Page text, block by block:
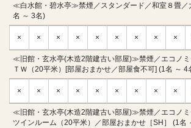
≪白水館・碧水亭≫禁煙／スタンダード／和室８畳／
名 ～ 3名)
× × × × × × × × ×
≪旧館・玄水亭(木造2階建古い部屋)≫禁煙／エコノ
ＴＷ（20平米）[部屋おまかせ／部屋食不可] (1名 ～ 4
× × × × × × × × ×
≪旧館・玄水亭(木造2階建古い部屋)≫禁煙／エコノ
ツインルーム（20平米）／部屋おまかせ［SH］ (1名